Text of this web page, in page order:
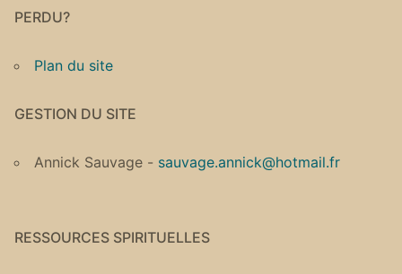
PERDU?
Plan du site
GESTION DU SITE
Annick Sauvage - sauvage.annick@hotmail.fr
RESSOURCES SPIRITUELLES